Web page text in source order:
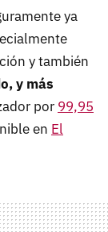
ya
y también
y más
por 99,95
en El